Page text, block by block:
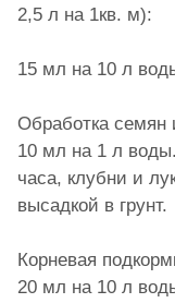
2,5 л на 1кв. м):
15 мл на 10 л
Обработка семян
10 мл на 1 л
часа, клубни и
высадкой в грунт.
Корневая
20 мл на 10 л